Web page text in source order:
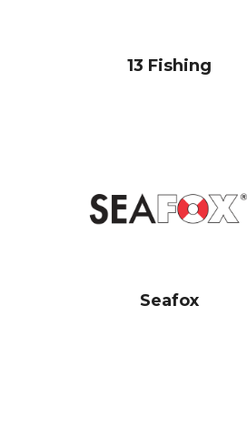
13 Fishing
Seafox